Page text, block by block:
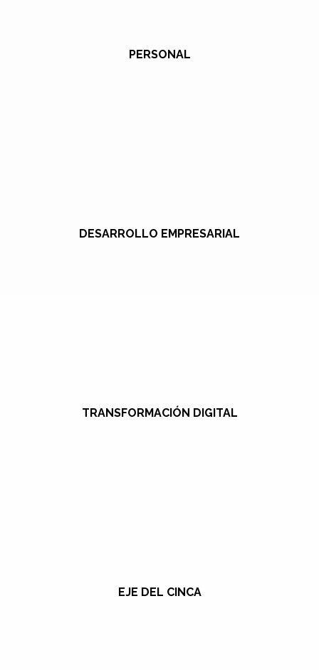
PERSONAL
DESARROLLO EMPRESARIAL
TRANSFORMACIÓN DIGITAL
EJE DEL CINCA